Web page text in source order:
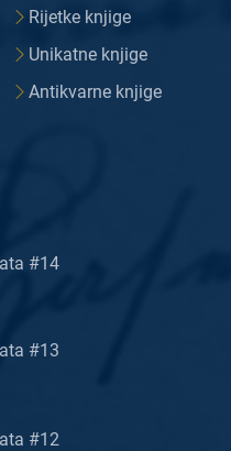
Rijetke knjige
Unikatne knjige
Antikvarne knjige
#14
#13
#12